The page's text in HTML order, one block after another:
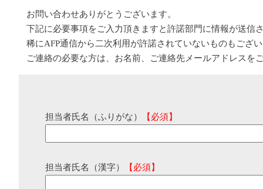
お問い合わせありがとうございます。
下記に必要事項をご入力頂きますと許諾部門に情報が送信
稀にAFP通信から二次利用が許諾されていないものもござ
ご連絡の必要な方は、お名前、ご連絡先メールアドレスを
担当者氏名（ふりがな） 【必須】
担当者氏名（漢字） 【必須】